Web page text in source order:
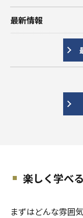
最新情報
楽しく学べ
まずはどんな雰囲